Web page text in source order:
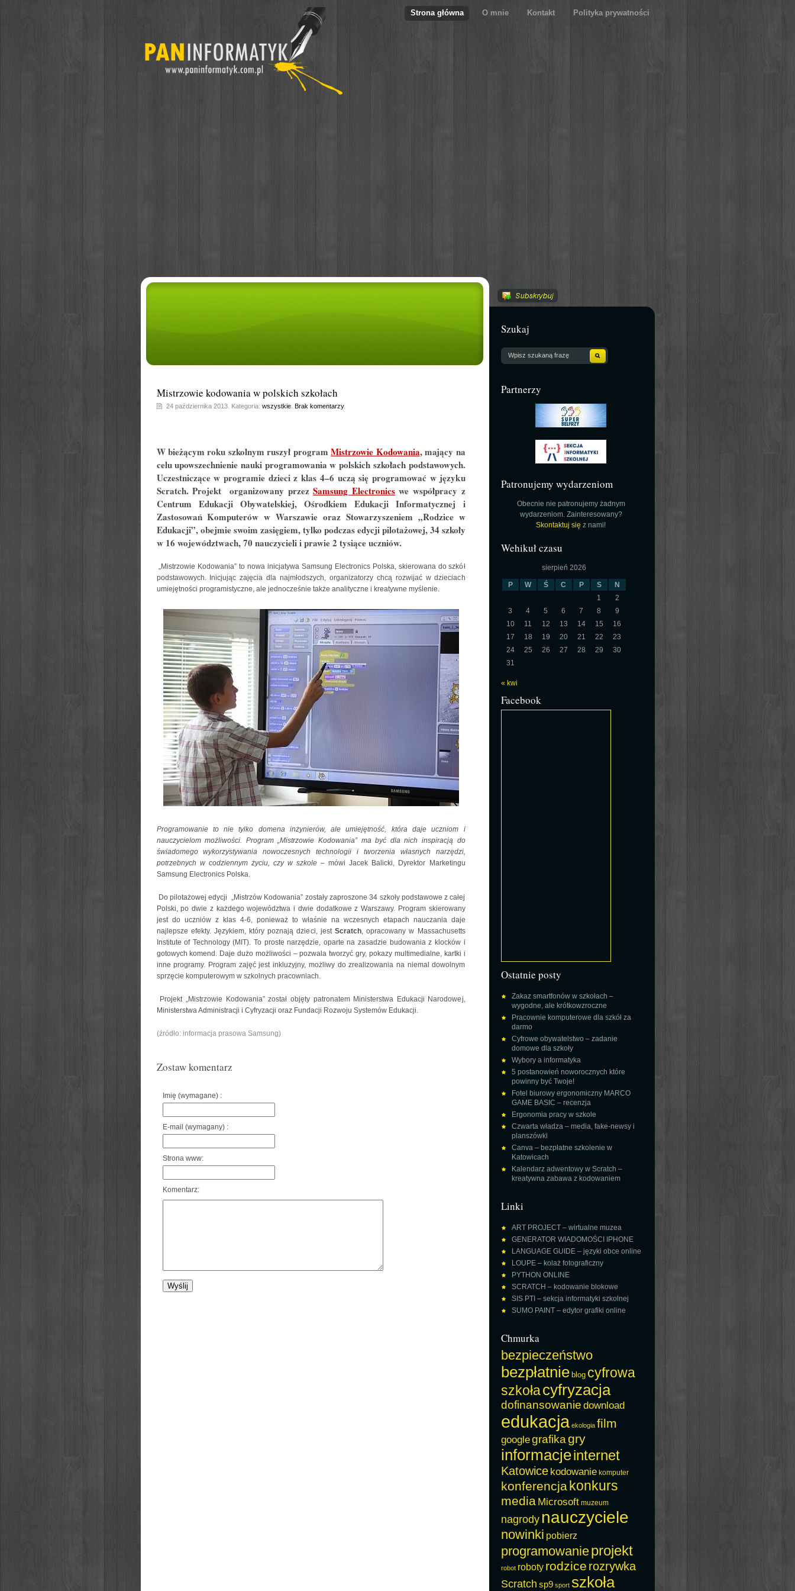
Strona główna O mnie Kontakt Polityka prywatności
Mistrzowie kodowania w polskich szkołach
24 października 2013. Kategoria: wszystkie. Brak komentarzy.
W bieżącym roku szkolnym ruszył programMistrzowie Kodowania, mający na
celu upowszechnienie nauki programowania w polskich szkołach podstawowych.
Uczestniczące w programie dzieci z klas 4–6 uczą się programować w języku
Scratch. Projekt organizowany przezSamsung Electronicswe współpracy z
Centrum Edukacji Obywatelskiej, Ośrodkiem Edukacji Informatycznej i
Zastosowań Komputerów w Warszawie oraz Stowarzyszeniem „Rodzice w
Edukacji”, obejmie swoim zasięgiem, tylko podczas edycji pilotażowej, 34 szkoły
w 16 województwach, 70 nauczycieli i prawie 2 tysiące uczniów.
„Mistrzowie Kodowania” to nowa inicjatywa Samsung Electronics Polska, skierowana do szkół
podstawowych. Inicjując zajęcia dla najmłodszych, organizatorzy chcą rozwijać w dzieciach
umiejętności programistyczne, ale jednocześnie także analityczne i kreatywne myślenie.
Programowanie to nie tylko domena inżynierów, ale umiejętność, która daje uczniom i
nauczycielom możliwości. Program „Mistrzowie Kodowania” ma być dla nich inspiracją do
świadomego wykorzystywania nowoczesnych technologii i tworzenia własnych narzędzi,
potrzebnych w codziennym życiu, czy w szkole –mówi Jacek Balicki, Dyrektor Marketingu
Samsung Electronics Polska.
Do pilotażowej edycji „Mistrzów Kodowania” zostały zaproszone 34 szkoły podstawowe z całej
Polski, po dwie z każdego województwa i dwie dodatkowe z Warszawy. Program skierowany
jest do uczniów z klas 4-6, ponieważ to właśnie na wczesnych etapach nauczania daje
najlepsze efekty. Językiem, który poznają dzieci, jest Scratch, opracowany w Massachusetts
Institute of Technology (MIT). To proste narzędzie, oparte na zasadzie budowania z klocków i
gotowych komend. Daje dużo możliwości – pozwala tworzyć gry, pokazy multimedialne, kartki i
inne programy. Program zajęć jest inkluzyjny, możliwy do zrealizowania na niemal dowolnym
sprzęcie komputerowym w szkolnych pracowniach.
Projekt „Mistrzowie Kodowania” został objęty patronatem Ministerstwa Edukacji Narodowej,
Ministerstwa Administracji i Cyfryzacji oraz Fundacji Rozwoju Systemów Edukacji.
(źródło: informacja prasowa Samsung)
Zostaw komentarz
Imię (wymagane) :
E-mail (wymagany) :
Strona www:
Komentarz:
Szukaj
Partnerzy
Patronujemy wydarzeniom
Obecnie nie patronujemy żadnym
wydarzeniom. Zainteresowany?
Skontaktuj się z nami!
Wehikuł czasu
sierpień 2026
P W Ś C P S
N
1
2
3
4 5 6 7 8
9
10
11 12 13 14 15
16
17
18 19 20 21 22
23
24
25 26 27 28 29
30
31
« kwi
Facebook
Ostatnie posty
Zakaz smartfonów w szkołach –
wygodne, ale krótkowzroczne
Pracownie komputerowe dla szkół za
darmo
Cyfrowe obywatelstwo – zadanie
domowe dla szkoły
Wybory a informatyka
5 postanowień noworocznych które
powinny być Twoje!
Fotel biurowy ergonomiczny MARCO
GAME BASIC – recenzja
Ergonomia pracy w szkole
Czwarta władza – media, fake-newsy i
planszówki
Canva – bezpłatne szkolenie w
Katowicach
Kalendarz adwentowy w Scratch –
kreatywna zabawa z kodowaniem
Linki
ART PROJECT – wirtualne muzea
GENERATOR WIADOMOŚCI IPHONE
LANGUAGE GUIDE – języki obce online
LOUPE – kolaż fotograficzny
PYTHON ONLINE
SCRATCH – kodowanie blokowe
SIS PTI – sekcja informatyki szkolnej
SUMO PAINT – edytor grafiki online
Chmurka
bezpieczeństwo
bezpłatnie blog cyfrowa
szkołacyfryzacja
dofinansowanie download
edukacja ekologia film
googlegrafikagry
informacjeinternet
Katowice kodowanie komputer
konferencjakonkurs
media Microsoft muzeum
nagrody nauczyciele
nowinki pobierz
programowanieprojekt
robot roboty rodzice rozrywka
Scratch sp9 sport szkoła